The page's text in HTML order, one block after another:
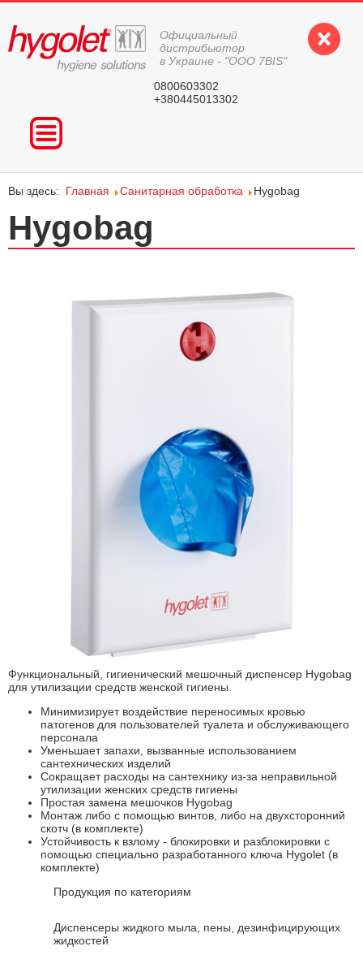
Официальный
дистрибьютор
в Украине - "ООО 7BIS"
0800603302
+380445013302
ГЛАВНАЯ
КОНТАКТЫ
Вы здесь: Главная Санитарная обработка Hygobag
Hygobag
Функциональный, гигиенический мешочный диспенсер Hygobag
для утилизации средств женской гигиены.
Минимизирует воздействие переносимых кровью
патогенов для пользователей туалета и обслуживающего
персонала
Уменьшает запахи, вызванные использованием
сантехнических изделий
Сокращает расходы на сантехнику из-за неправильной
утилизации женских средств гигиены
Простая замена мешочков Hygobag
Монтаж либо с помощью винтов, либо на двухсторонний
скотч (в комплекте)
Устойчивость к взлому - блокировки и разблокировки с
помощью специально разработанного ключа Hygolet (в
комплекте)
Продукция по категориям
Диспенсеры жидкого мыла, пены, дезинфицирующих
жидкостей